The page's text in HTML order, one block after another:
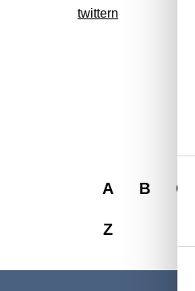
twittern
A B C
Z